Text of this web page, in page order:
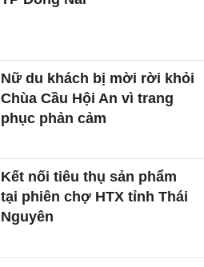
Nữ du khách bị mời rời khỏi
Chùa Cầu Hội An vì trang
phục phản cảm
Kết nối tiêu thụ sản phẩm
tại phiên chợ HTX tỉnh Thái
Nguyên